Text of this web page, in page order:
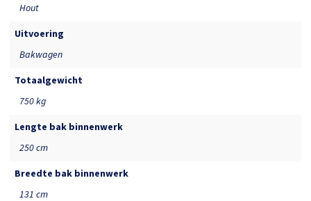
Hout
Uitvoering
Bakwagen
Totaalgewicht
750 kg
Lengte bak binnenwerk
250 cm
Breedte bak binnenwerk
131 cm